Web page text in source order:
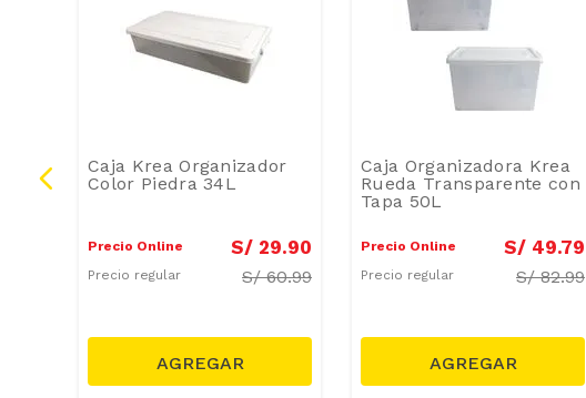
Caja Krea Organizador
Color Piedra 34L
Precio Online S/ 29.90
Precio regular S/60.99
Caja Organizadora Krea
Rueda Transparente con
Tapa 50L
Precio Online S/ 49.79
Precio regular S/82.99